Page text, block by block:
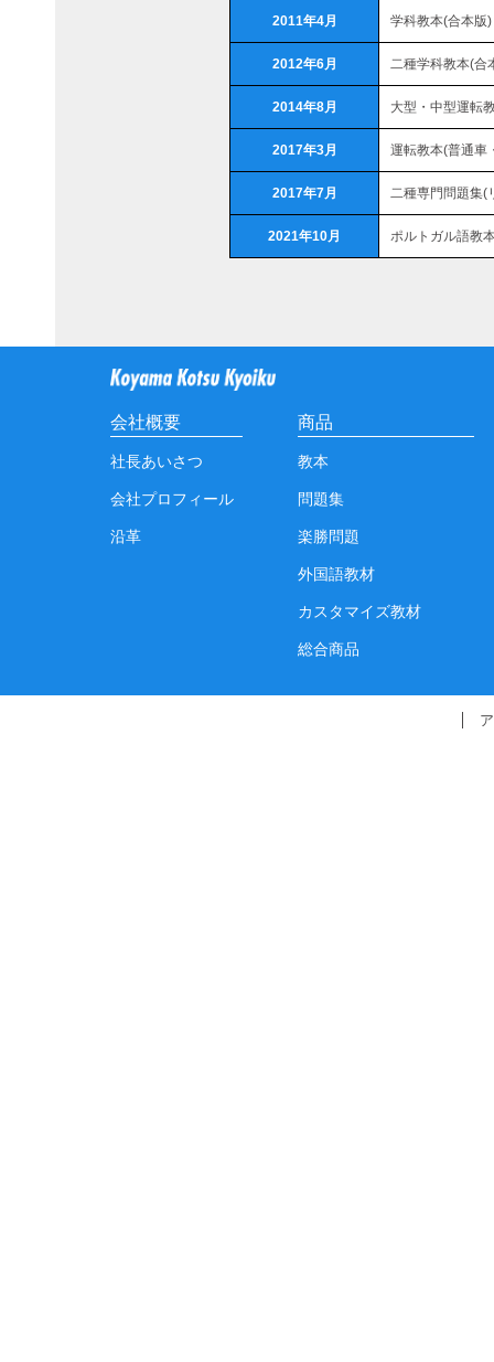
2011年4月 学科教本(合本版)
2012年6月 二種学科教本(合
2014年8月 大型・中型運転
2017年3月 運転教本(普通車
2017年7月 二種専門問題集(
2021年10月 ポルトガル語教
会社概要
社長あいさつ
会社プロフィール
沿革
商品
教本
問題集
楽勝問題
外国語教材
カスタマイズ教材
総合商品